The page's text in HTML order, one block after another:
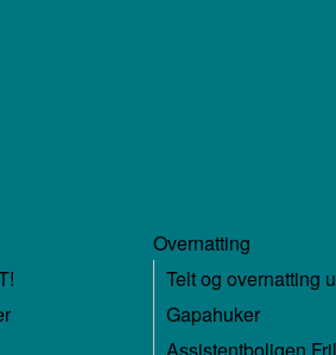
Overnatting
Telt og overnatting
Gapahuker
Assistentboligen